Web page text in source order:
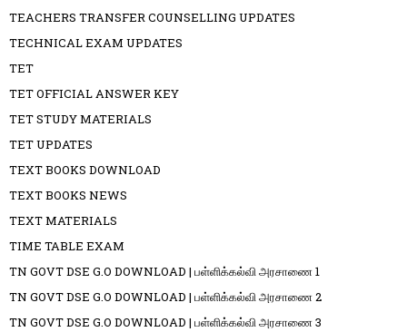
TEACHERS TRANSFER COUNSELLING UPDATES
TECHNICAL EXAM UPDATES
TET
TET OFFICIAL ANSWER KEY
TET STUDY MATERIALS
TET UPDATES
TEXT BOOKS DOWNLOAD
TEXT BOOKS NEWS
TEXT MATERIALS
TIME TABLE EXAM
TN GOVT DSE G.O DOWNLOAD | பள்ளிக்கல்வி அரசாணை 1
TN GOVT DSE G.O DOWNLOAD | பள்ளிக்கல்வி அரசாணை 2
TN GOVT DSE G.O DOWNLOAD | பள்ளிக்கல்வி அரசாணை 3